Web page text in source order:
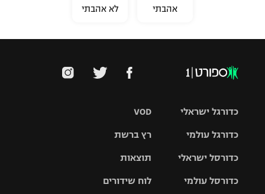
אהבתי לא אהבתי
VOD
רץ ברשת
תוצאות
לוח שידורים
כדורגל ישראלי
כדורגל עולמי
האלופות
כדורסל ישראלי
כדורסל עולמי